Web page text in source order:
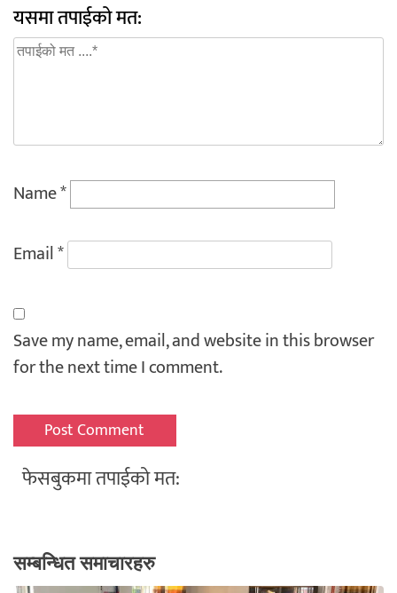
यसमा तपाईको मत:
Name*
Email*
Save my name, email, and website in this browser
for the next time I comment.
फेसबुकमा तपाईको मत:
सम्बन्धित समाचारहरु